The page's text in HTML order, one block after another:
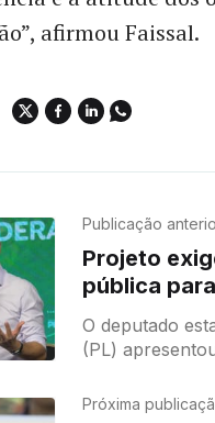
afirmou Faissal.
Publicação
Projeto
pública
que
e
rodoviárias
O deputado
(PL)
feira (03), na
Próxima